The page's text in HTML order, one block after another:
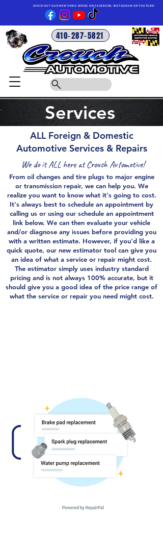
410-287-5821
CHECK OUT OUR NEW VIDEO SERIES ON FACEBOOK, INSTAGRAM OR YOUTUBE!
Services
ALL Foreign & Domestic
Automotive Services & Repairs
We do it ALL here at Crouch Automotive!
From oil changes and tire plugs to major engine
or transmission repair, we can help you. We
realize you want to know what it's going to cost.
It's always best to schedule an appointment by
calling us or using our schedule an appointment
link below. We can then evaluate your vehicle
and/or diagnose any issues before providing you
with a written estimate. However, if you'd like a
quick quote, our new estimator tool can give you
an idea of what a service or repair might cost.
The estimator simply uses industry standard
pricing and is not always 100% accurate, but it
should give you a good idea of the price range of
what the service or repair you need might cost.